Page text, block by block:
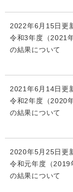
2022年6月15日更
令和3年度（2021
の結果について
2021年6月14日更
令和2年度（2020
の結果について
2020年5月25日更
令和元年度（2019
の結果について